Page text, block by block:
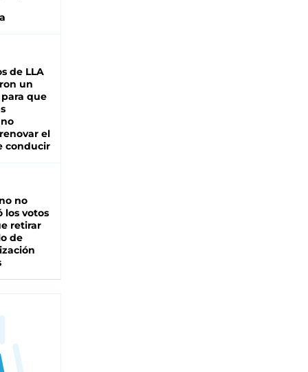
de LLA
un
que
el
conducir
no
los votos
retirar
de